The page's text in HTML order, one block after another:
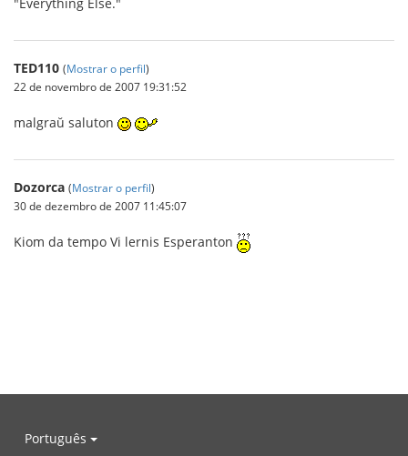
TED110 (Mostrar o perfil)
22 de novembro de 2007 19:31:52
malgraŭ saluton
Dozorca (Mostrar o perfil)
30 de dezembro de 2007 11:45:07
Kiom da tempo Vi lernis Esperanton
Português